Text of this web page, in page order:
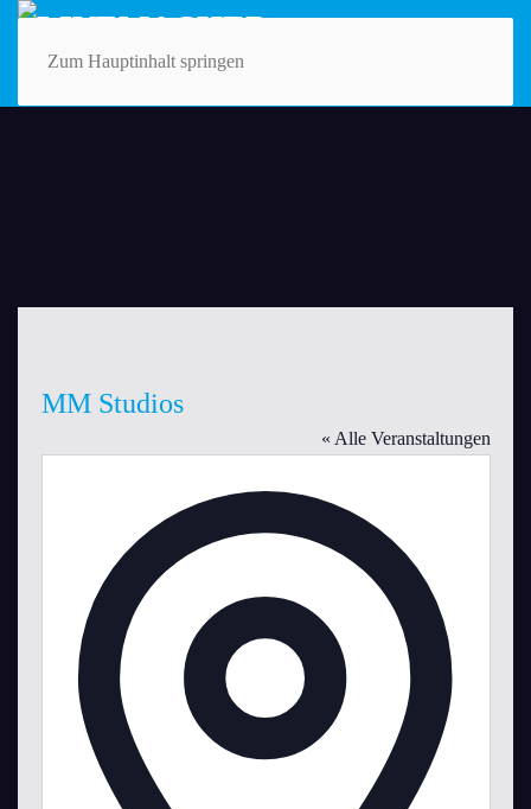
Zum Hauptinhalt springen
MM Studios
« Alle Veranstaltungen